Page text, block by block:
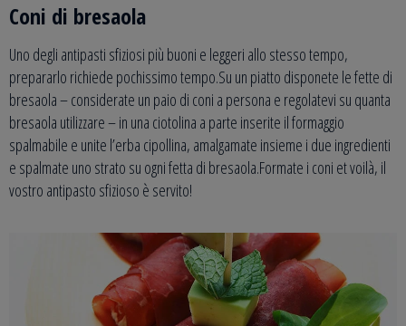
Coni di bresaola
Uno degli antipasti sfiziosi più buoni e leggeri allo stesso tempo,
prepararlo richiede pochissimo tempo.Su un piatto disponete le fette di
bresaola – considerate un paio di coni a persona e regolatevi su quanta
bresaola utilizzare – in una ciotolina a parte inserite il formaggio
spalmabile e unite l’erba cipollina, amalgamate insieme i due ingredienti
e spalmate uno strato su ogni fetta di bresaola.Formate i coni et voilà, il
vostro antipasto sfizioso è servito!